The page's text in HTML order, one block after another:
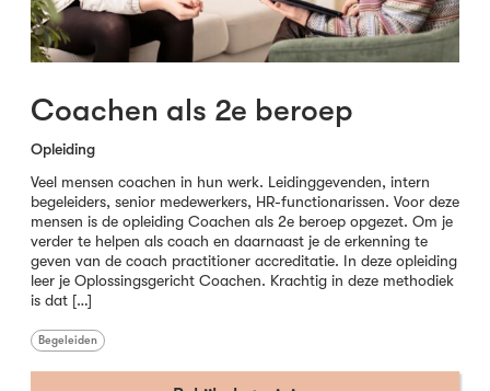
Coachen als 2e beroep
Opleiding
Veel mensen coachen in hun werk. Leidinggevenden, intern
begeleiders, senior medewerkers, HR-functionarissen. Voor deze
mensen is de opleiding Coachen als 2e beroep opgezet. Om je
verder te helpen als coach en daarnaast je de erkenning te
geven van de coach practitioner accreditatie. In deze opleiding
leer je Oplossingsgericht Coachen. Krachtig in deze methodiek
is dat […]
Begeleiden